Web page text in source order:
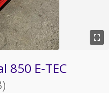
850 E-TEC